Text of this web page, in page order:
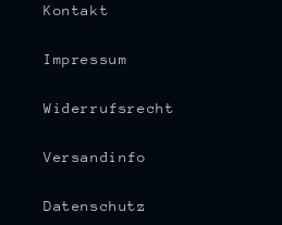
Kontakt
Impressum
Widerrufsrecht
Versandinfo
Datenschutz